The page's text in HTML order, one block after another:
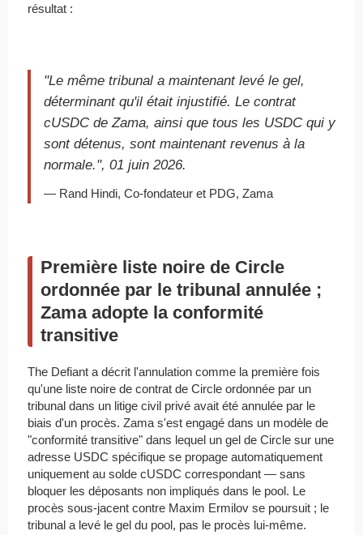
résultat :
"Le même tribunal a maintenant levé le gel,
déterminant qu'il était injustifié. Le contrat
cUSDC de Zama, ainsi que tous les USDC qui y
sont détenus, sont maintenant revenus à la
normale.", 01 juin 2026.
— Rand Hindi, Co-fondateur et PDG, Zama
Première liste noire de Circle
ordonnée par le tribunal annulée ;
Zama adopte la conformité
transitive
The Defiant a décrit l'annulation comme la première fois
qu'une liste noire de contrat de Circle ordonnée par un
tribunal dans un litige civil privé avait été annulée par le
biais d'un procès. Zama s'est engagé dans un modèle de
"conformité transitive" dans lequel un gel de Circle sur une
adresse USDC spécifique se propage automatiquement
uniquement au solde cUSDC correspondant — sans
bloquer les déposants non impliqués dans le pool. Le
procès sous-jacent contre Maxim Ermilov se poursuit ; le
tribunal a levé le gel du pool, pas le procès lui-même.